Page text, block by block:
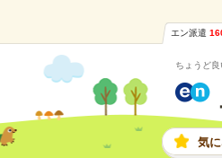
エン派遣
ちょうど
気